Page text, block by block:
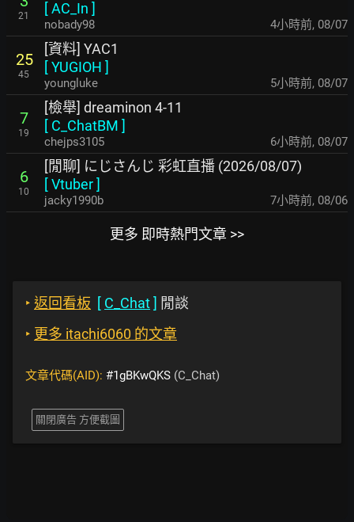
21
[AC_In ]
nobady98 4小時前, 08/07
25
45
[資料] YAC1
[YUGIOH ]
youngluke 5小時前, 08/07
7
19
[檢舉] dreaminon 4-11
[ C_ChatBM ]
chejps3105 6小時前, 08/07
6
10
[閒聊] にじさんじ 彩虹直播 (2026/08/07)
[Vtuber]
jacky1990b 7小時前, 08/06
更多 即時熱門文章 >>
‣ 返回看板 [ C_Chat] 閒談
‣ 更多 itachi6060 的文章
文章代碼(AID): #1gBKwQKS (C_Chat)
關閉廣告 方便截圖